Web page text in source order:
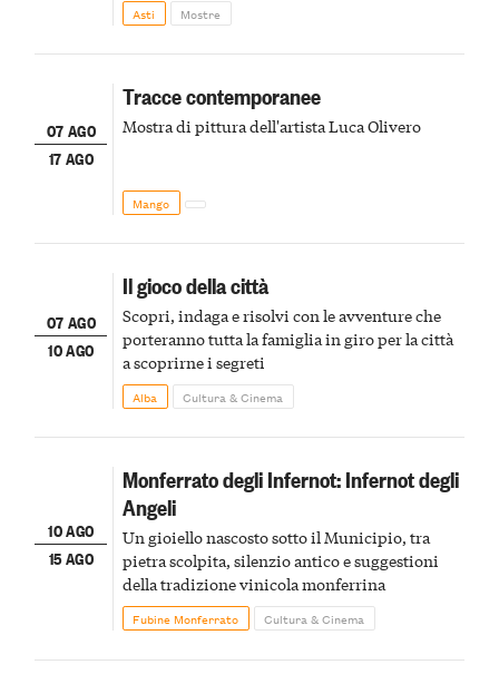
Asti Mostre
07 AGO
17 AGO
Tracce contemporanee
Mostra di pittura dell'artista Luca Olivero
Mango
07 AGO
10 AGO
Il gioco della città
Scopri, indaga e risolvi con le avventure che
porteranno tutta la famiglia in giro per la città
a scoprirne i segreti
Alba Cultura & Cinema
10 AGO
15 AGO
Monferrato degli Infernot: Infernot degli
Angeli
Un gioiello nascosto sotto il Municipio, tra
pietra scolpita, silenzio antico e suggestioni
della tradizione vinicola monferrina
Fubine Monferrato Cultura & Cinema